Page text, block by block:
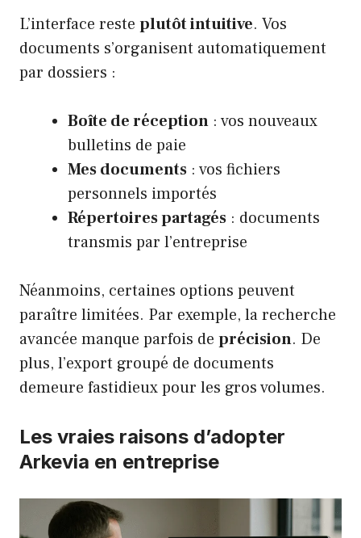
L’interface reste plutôt intuitive. Vos
documents s’organisent automatiquement
par dossiers :
Boîte de réception : vos nouveaux
bulletins de paie
Mes documents : vos fichiers
personnels importés
Répertoires partagés : documents
transmis par l’entreprise
Néanmoins, certaines options peuvent
paraître limitées. Par exemple, la recherche
avancée manque parfois de précision. De
plus, l’export groupé de documents
demeure fastidieux pour les gros volumes.
Les vraies raisons d’adopter
Arkevia en entreprise